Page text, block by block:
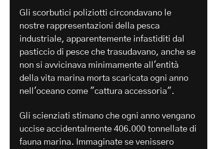
Gli scorbutici poliziotti circondavano le
nostre rappresentazioni della pesca
industriale, apparentemente infastiditi dal
pasticcio di pesce che trasudavano, anche se
non si avvicinava minimamente all'entità
della vita marina morta scaricata ogni anno
nell'oceano come "cattura accessoria".
Gli scienziati stimano che ogni anno vengano
uccise accidentalmente 406.000 tonnellate di
fauna marina. Immaginate se venissero